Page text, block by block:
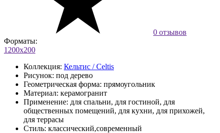
0 отзывов
Форматы:
1200x200
Коллекция: Кельтис / Celtis
Рисунок: под дерево
Геометрическая форма: прямоугольник
Материал: керамогранит
Применение: для спальни, для гостиной, для
общественных помещений, для кухни, для прихожей,
для террасы
Стиль: классический,современный